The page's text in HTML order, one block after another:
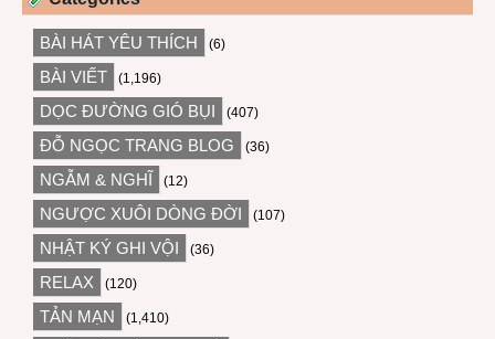
BÀI HÁT YÊU THÍCH (6)
BÀI VIẾT (1,196)
DỌC ĐƯỜNG GIÓ BỤI (407)
ĐỖ NGỌC TRANG BLOG (36)
NGẪM & NGHĨ (12)
NGƯỢC XUÔI DÒNG ĐỜI (107)
NHẬT KÝ GHI VỘI (36)
RELAX (120)
TẢN MẠN (1,410)